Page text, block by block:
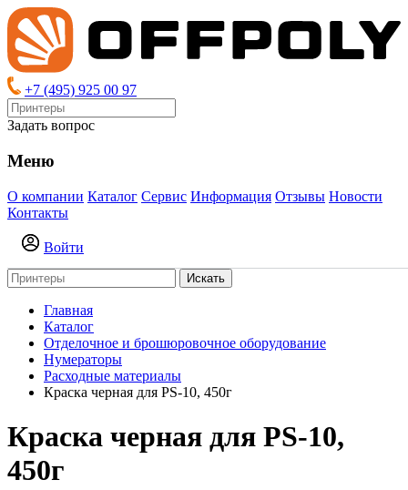
+7 (495) 925 00 97
Задать вопрос
Меню
О компании Каталог Сервис Информация Отзывы Новости
Контакты
Войти
Искать
Главная
Каталог
Отделочное и брошюровочное оборудование
Нумераторы
Расходные материалы
Краска черная для PS-10, 450г
Краска черная для PS-10,
450г